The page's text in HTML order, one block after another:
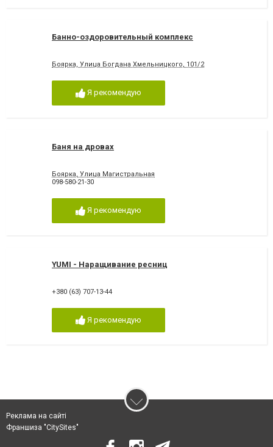
Банно-оздоровительный комплекс
Боярка, Улица Богдана Хмельницкого, 101/2
Я рекомендую
Баня на дровах
Боярка, Улица Магистральная
098-580-21-30
Я рекомендую
YUMI - Наращивание ресниц
+380 (63) 707-13-44
Я рекомендую
Реклама на сайті
Франшиза "CitySites"